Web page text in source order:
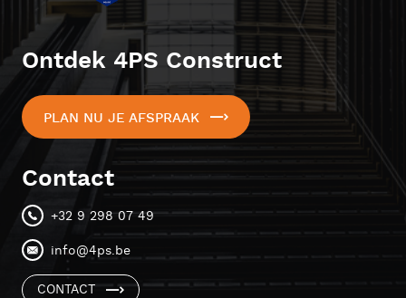
Ontdek 4PS Construct
PLAN NU JE AFSPRAAK
Contact
+32 9 298 07 49
info@4ps.be
CONTACT